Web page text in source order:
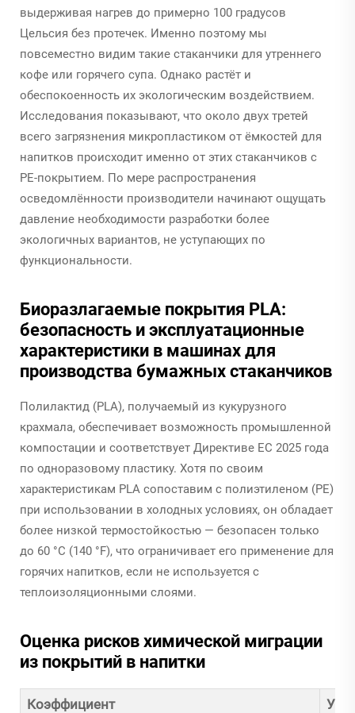
выдерживая нагрев до примерно 100 градусов
Цельсия без протечек. Именно поэтому мы
повсеместно видим такие стаканчики для утреннего
кофе или горячего супа. Однако растёт и
обеспокоенность их экологическим воздействием.
Исследования показывают, что около двух третей
всего загрязнения микропластиком от ёмкостей для
напитков происходит именно от этих стаканчиков с
PE-покрытием. По мере распространения
осведомлённости производители начинают ощущать
давление необходимости разработки более
экологичных вариантов, не уступающих по
функциональности.
Биоразлагаемые покрытия PLA:
безопасность и эксплуатационные
характеристики в машинах для
производства бумажных стаканчиков
Полилактид (PLA), получаемый из кукурузного
крахмала, обеспечивает возможность промышленной
компостации и соответствует Директиве ЕС 2025 года
по одноразовому пластику. Хотя по своим
характеристикам PLA сопоставим с полиэтиленом (PE)
при использовании в холодных условиях, он обладает
более низкой термостойкостью — безопасен только
до 60 °C (140 °F), что ограничивает его применение для
горячих напитков, если не используется с
теплоизоляционными слоями.
Оценка рисков химической миграции
из покрытий в напитки
Коэффициент